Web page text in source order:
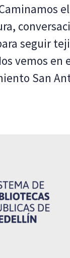
seguir
vemos en
San